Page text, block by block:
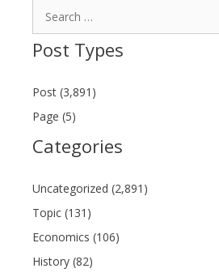
Post Types
Post (3,891)
Page (5)
Categories
Uncategorized (2,891)
Topic (131)
Economics (106)
History (82)